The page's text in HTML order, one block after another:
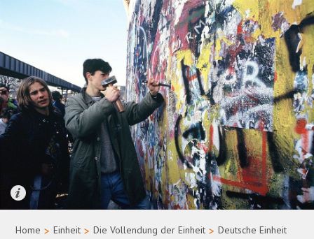
Home > Einheit > Die Vollendung der Einheit > Deutsche Einheit